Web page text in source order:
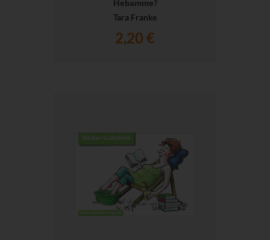
Hebamme?
Tara Franke
2,20 €